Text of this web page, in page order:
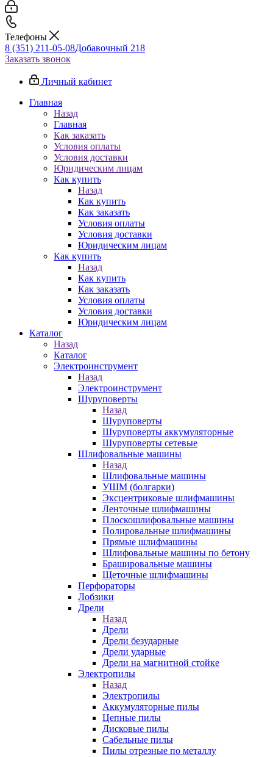
Телефоны
8 (351) 211-05-08Добавочный 218
Заказать звонок
Личный кабинет
Главная
Назад
Главная
Как заказать
Условия оплаты
Условия доставки
Юридическим лицам
Как купить
Назад
Как купить
Как заказать
Условия оплаты
Условия доставки
Юридическим лицам
Как купить
Назад
Как купить
Как заказать
Условия оплаты
Условия доставки
Юридическим лицам
Каталог
Назад
Каталог
Электроинструмент
Назад
Электроинструмент
Шуруповерты
Назад
Шуруповерты
Шуруповерты аккумуляторные
Шуруповерты сетевые
Шлифовальные машины
Назад
Шлифовальные машины
УШМ (болгарки)
Эксцентриковые шлифмашины
Ленточные шлифмашины
Плоскошлифовальные машины
Полировальные шлифмашины
Прямые шлифмашины
Шлифовальные машины по бетону
Брашировальные машины
Щеточные шлифмашины
Перфораторы
Лобзики
Дрели
Назад
Дрели
Дрели безударные
Дрели ударные
Дрели на магнитной стойке
Электропилы
Назад
Электропилы
Аккумуляторные пилы
Цепные пилы
Дисковые пилы
Сабельные пилы
Пилы отрезные по металлу